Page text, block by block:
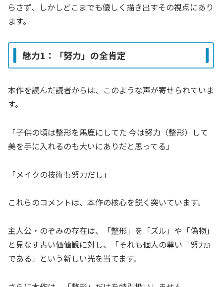
らさず、しかしどこまでも優しく描き出すその視点にあり
ます。
魅力1：「努力」の全肯定
本作を読んだ読者からは、このような声が寄せられていま
す。
「子供の頃は整形を馬鹿にしてた 今は努力（整形）して
美を手に入れるのも大いにありだと思ってる」
「メイクの技術も努力だし」
これらのコメントは、本作の核心を鋭く突いています。
主人公・のぞみの存在は、「整形」を「ズル」や「偽物」
と見なす古い価値観に対し、「それも個人の尊い『努力』
である」という新しい光を当てます。